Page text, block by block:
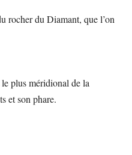
rocher du Diamant, que l’on
plus méridional de la
et son phare.